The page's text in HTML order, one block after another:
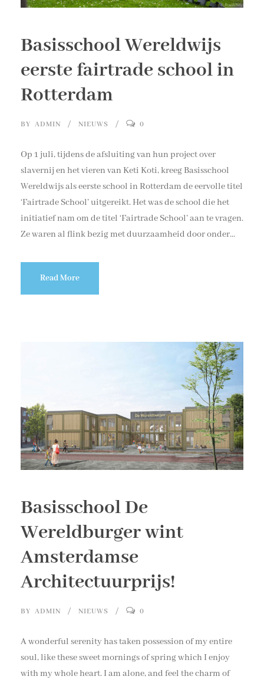
Basisschool Wereldwijs
eerste fairtrade school in
Rotterdam
BY ADMIN NIEUWS 0
Op 1 juli, tijdens de afsluiting van hun project over
slavernij en het vieren van Keti Koti, kreeg Basisschool
Wereldwijs als eerste school in Rotterdam de eervolle titel
‘Fairtrade School’ uitgereikt. Het was de school die het
initiatief nam om de titel ‘Fairtrade School’ aan te vragen.
Ze waren al flink bezig met duurzaamheid door onder...
Read More
Basisschool De
Wereldburger wint
Amsterdamse
Architectuurprijs!
BY ADMIN NIEUWS 0
A wonderful serenity has taken possession of my entire
soul, like these sweet mornings of spring which I enjoy
with my whole heart. I am alone, and feel the charm of